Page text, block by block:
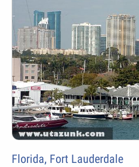
Florida, Fort Lauderdale